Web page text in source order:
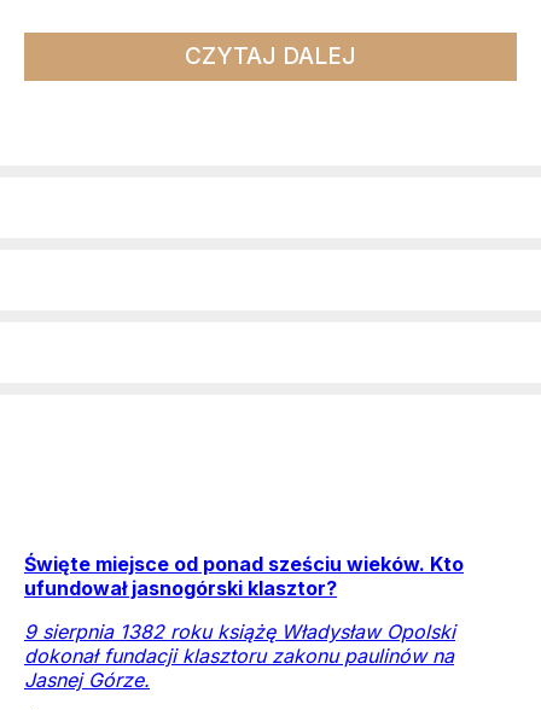
CZYTAJ DALEJ
Święte miejsce od ponad sześciu wieków. Kto
ufundował jasnogórski klasztor?
9 sierpnia 1382 roku książę Władysław Opolski
dokonał fundacji klasztoru zakonu paulinów na
Jasnej Górze.